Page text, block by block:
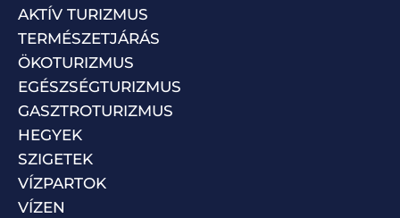
AKTÍV TURIZMUS
TERMÉSZETJÁRÁS
ÖKOTURIZMUS
EGÉSZSÉGTURIZMUS
GASZTROTURIZMUS
HEGYEK
SZIGETEK
VÍZPARTOK
VÍZEN